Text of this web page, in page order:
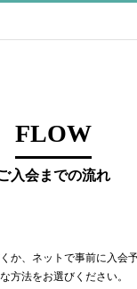
FLOW
入会までの流れ
か、ネットで事前に入会
方法をお選びください。